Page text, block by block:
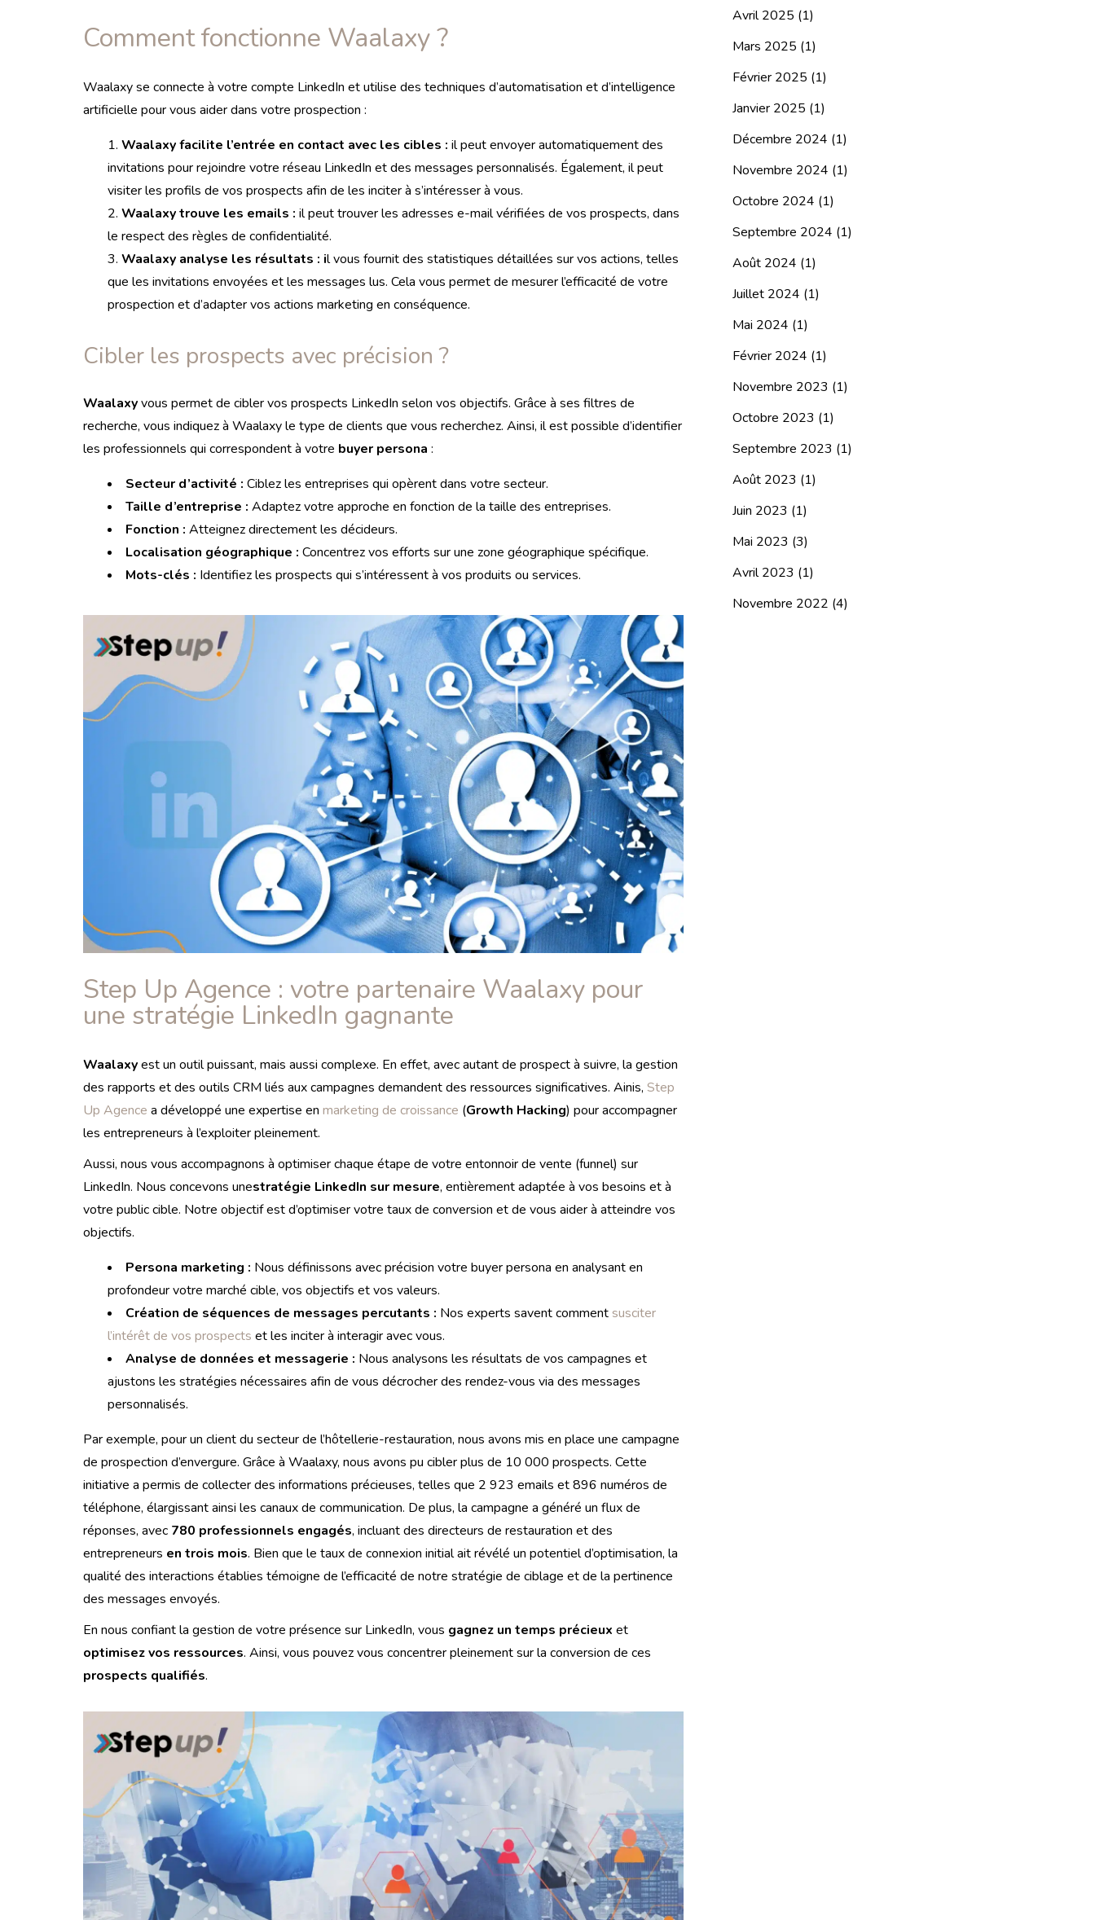
Comment fonctionne Waalaxy ?
Waalaxy se connecte à votre compte LinkedIn et utilise des techniques d’automatisation et d’intelligence
artificielle pour vous aider dans votre prospection :
Waalaxy facilite l’entrée en contact avec les cibles : il peut envoyer automatiquement des
invitations pour rejoindre votre réseau LinkedIn et des messages personnalisés. Également, il peut
visiter les profils de vos prospects afin de les inciter à s’intéresser à vous.
Waalaxy trouve les emails : il peut trouver les adresses e-mail vérifiées de vos prospects, dans
le respect des règles de confidentialité.
Waalaxy analyse les résultats : il vous fournit des statistiques détaillées sur vos actions, telles
que les invitations envoyées et les messages lus. Cela vous permet de mesurer l’efficacité de votre
prospection et d’adapter vos actions marketing en conséquence.
Cibler les prospects avec précision ?
Waalaxyvous permet de cibler vos prospects LinkedIn selon vos objectifs. Grâce à ses filtres de
recherche, vous indiquez à Waalaxy le type de clients que vous recherchez. Ainsi, il est possible d’identifier
les professionnels qui correspondent à votre buyer persona :
Secteur d’activité :Ciblez les entreprises qui opèrent dans votre secteur.
Taille d’entreprise : Adaptez votre approche en fonction de la taille des entreprises.
Fonction : Atteignez directement les décideurs.
Localisation géographique : Concentrez vos efforts sur une zone géographique spécifique.
Mots-clés : Identifiez les prospects qui s’intéressent à vos produits ou services.
Step Up Agence : votre partenaire Waalaxy pour
une stratégie LinkedIn gagnante
Waalaxyest un outil puissant, mais aussi complexe. En effet, avec autant de prospect à suivre, la gestion
des rapports et des outils CRM liés aux campagnes demandent des ressources significatives. Ainis,Step
Up Agence a développé une expertise enmarketing de croissance (Growth Hacking) pour accompagner
les entrepreneurs à l’exploiter pleinement.
Aussi, nous vous accompagnons à optimiser chaque étape de votre entonnoir de vente (funnel) sur
LinkedIn. Nous concevons unestratégie LinkedIn sur mesure, entièrement adaptée à vos besoins et à
votre public cible. Notre objectif est d’optimiser votre taux de conversion et de vous aider à atteindre vos
objectifs.
Persona marketing : Nous définissons avec précision votre buyer persona en analysant en
profondeur votre marché cible, vos objectifs et vos valeurs.
Création de séquences de messages percutants : Nos experts savent comment susciter
l’intérêt de vos prospects et les inciter à interagir avec vous.
Analyse de données et messagerie : Nous analysons les résultats de vos campagnes et
ajustons les stratégies nécessaires afin de vous décrocher des rendez-vous via des messages
personnalisés.
Par exemple, pour un client du secteur de l’hôtellerie-restauration, nous avons mis en place une campagne
de prospection d’envergure. Grâce à Waalaxy, nous avons pu cibler plus de 10 000 prospects.Cette
initiative a permis de collecter des informations précieuses, telles que 2 923 emails et 896 numéros de
téléphone, élargissant ainsi les canaux de communication. De plus, la campagne a généré un flux de
réponses, avec 780 professionnels engagés, incluant des directeurs de restauration et des
entrepreneurs en trois mois. Bien que le taux de connexion initial ait révélé un potentiel d’optimisation, la
qualité des interactions établies témoigne de l’efficacité de notre stratégie de ciblage et de la pertinence
des messages envoyés.
En nous confiant la gestion de votre présence sur LinkedIn, vous gagnez un temps précieux et
optimisez vos ressources. Ainsi, vous pouvez vous concentrer pleinement sur la conversion de ces
prospects qualifiés.
Avril 2025 (1)
Mars 2025 (1)
Février 2025 (1)
Janvier 2025 (1)
Décembre 2024 (1)
Novembre 2024 (1)
Octobre 2024 (1)
Septembre 2024 (1)
Août 2024 (1)
Juillet 2024 (1)
Mai 2024 (1)
Février 2024 (1)
Novembre 2023 (1)
Octobre 2023 (1)
Septembre 2023 (1)
Août 2023 (1)
Juin 2023 (1)
Mai 2023 (3)
Avril 2023 (1)
Novembre 2022 (4)